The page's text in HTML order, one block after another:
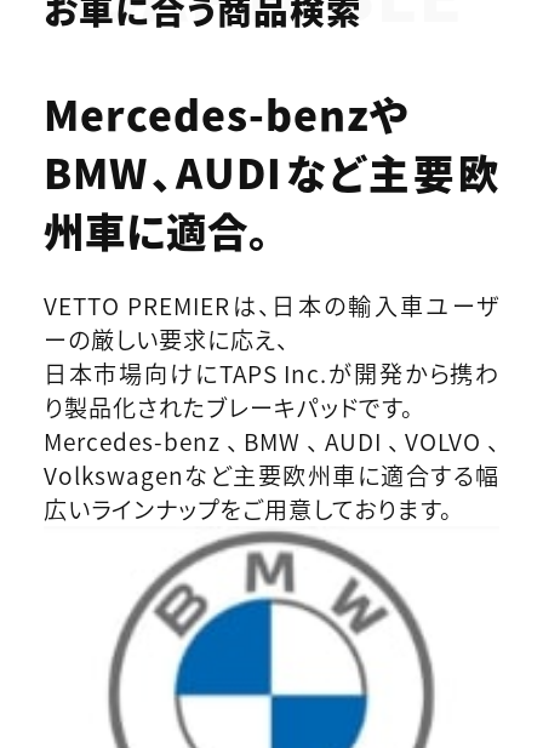
Mercedes-benzや
BMW、AUDIなど主要欧
州車に適合。
VETTO PREMIERは、日本の輸入車ユーザ
ーの厳しい要求に応え、
日本市場向けにTAPS Inc.が開発から携わ
り製品化されたブレーキパッドです。
Mercedes-benz、BMW、AUDI、VOLVO、
Volkswagenなど主要欧州車に適合する幅
広いラインナップをご用意しております。